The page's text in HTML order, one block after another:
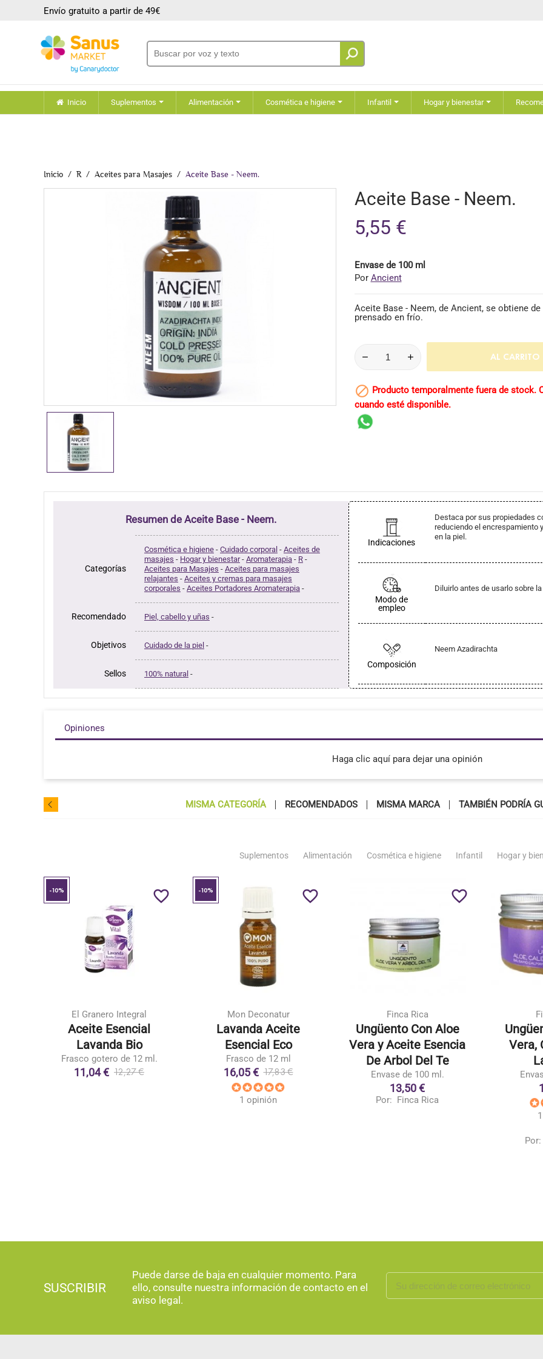
Envío gratuito a partir de 49€
Inicio Suplementos Alimentación Cosmética e higiene Infantil Hogar y bienestar
Inicio R Aceites para Masajes Aceite Base - Neem.
Aceite Base - Neem.
5,55 €
Envase de 100 ml
Por Ancient
Aceite Base - Neem, de Ancient, se obtiene
prensado en frío.
AL CARRITO
 Producto temporalmente fuera de
cuando esté disponible.
Resumen de Aceite Base - Neem.
Categorías
Cosmética e higiene - Cuidado corporal - Aceites de
masajes - Hogar y bienestar- Aromaterapia - R -
Aceites para Masajes - Aceites para masajes
relajantes - Aceites y cremas para masajes
corporales - Aceites Portadores Aromaterapia -
Recomendado Piel, cabello y uñas -
Objetivos Cuidado de la piel -
Sellos 100% natural -
Indicaciones
Destaca por sus propiedades
reduciendo el encrespamiento
en la piel.
Modo de
empleo
Diluirlo antes de usarlo sobre la
Composición
Neem Azadirachta
Opiniones
Haga clic aquí para dejar una opinión
MISMA CATEGORÍA RECOMENDADOS MISMA MARCA TAMBIÉN PODRÍA
Suplementos Alimentación Cosmética e higiene Infantil Hogar y
-10%
El Granero Integral
Aceite Esencial
Lavanda Bio
Frasco gotero de 12 ml.
11,04 € 12,27 €
favorite_border -10%
Mon Deconatur
Lavanda Aceite
Esencial Eco
Frasco de 12 ml
16,05 € 17,83 €
1 opinión
favorite_border
Finca Rica
Ungüento Con Aloe
Vera y Aceite Esencia
De Arbol Del Te
Envase de 100 ml.
13,50 €
Por: Finca Rica
favorite_border
Vera,
Por:
SUSCRIBIR
Puede darse de baja en cualquier momento. Para
ello, consulte nuestra información de contacto en el
aviso legal.